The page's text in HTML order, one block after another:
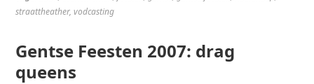
straattheather,vodcasting
Gentse Feesten 2007: drag
queens